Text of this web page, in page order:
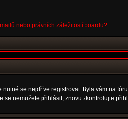
nebo právních záležitostí boardu?
se nejdříve registrovat. Byla vám na
se nemůžete přihlásit, znovu zkontrolujte